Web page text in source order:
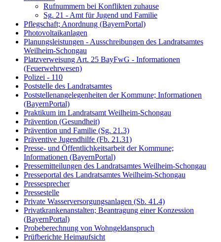
Rufnummern bei Konflikten zuhause
Sg. 21 - Amt für Jugend und Familie
Pflegschaft; Anordnung (BayernPortal)
Photovoltaikanlagen
Planungsleistungen - Ausschreibungen des Landratsamtes
Weilheim-Schongau
Platzverweisung Art. 25 BayFwG - Informationen
(Feuerwehrwesen)
Polizei - 110
Poststelle des Landratsamtes
Poststellenangelegenheiten der Kommune; Informationen
(BayernPortal)
Praktikum im Landratsamt Weilheim-Schongau
Prävention (Gesundheit)
Prävention und Familie (Sg. 21.3)
Präventive Jugendhilfe (Fb. 21.31)
Presse- und Öffentlichkeitsarbeit der Kommune;
Informationen (BayernPortal)
Pressemitteilungen des Landratsamtes Weilheim-Schongau
Presseportal des Landratsamtes Weilheim-Schongau
Pressesprecher
Pressestelle
Private Wasserversorgungsanlagen (Sb. 41.4)
Privatkrankenanstalten; Beantragung einer Konzession
(BayernPortal)
Probeberechnung von Wohngeldanspruch
Prüfberichte Heimaufsicht